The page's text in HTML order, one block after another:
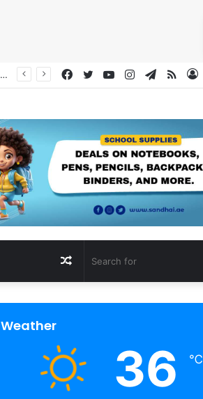
மத்திய கிழக்கு நிலைமை ‘கற்பனைக்கே அப்பாற்பட்ட ஆபத்தின் விளிம்பில்’: ஐ.நா. பொதுச் செயலாளர் எச்சரிக்கை RSS
Telegram
Instagram
YouTube
Twitter
Facebook
Random
Article
Weather
36 ℃